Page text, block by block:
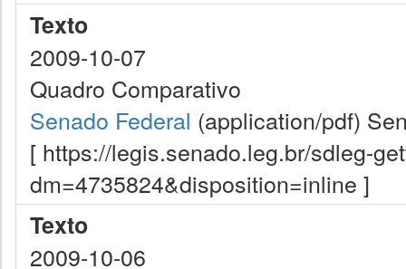
Texto
2009-10-07
Quadro Comparativo
Senado Federal (application/pdf)
[ https://legis.senado.leg.br/sdleg-
dm=4735824&disposition=inline ]
Texto
2009-10-06